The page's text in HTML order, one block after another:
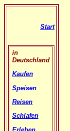
Start
in
Deutschland
Kaufen
Speisen
Reisen
Schlafen